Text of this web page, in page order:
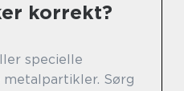
korrekt?
specielle
Sørg